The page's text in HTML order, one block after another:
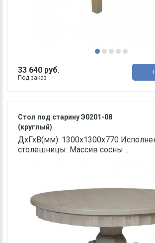
33 640 руб.
Под заказ
Стол под старину Э0201-08
(круглый)
ДхГхВ(мм): 1300х1300х770
столешницы: Массив сосны ..